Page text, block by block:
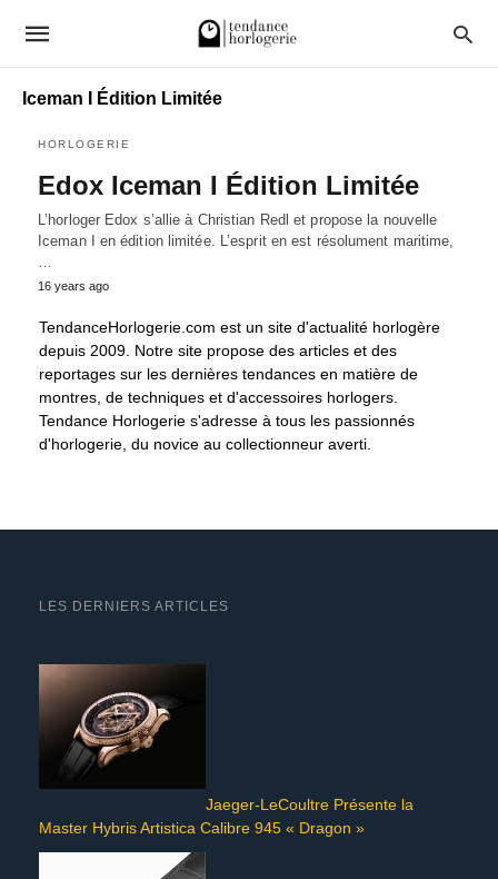
Iceman I Édition Limitée
HORLOGERIE
Edox Iceman I Édition Limitée
L’horloger Edox s’allie à Christian Redl et propose la nouvelle
Iceman I en édition limitée. L’esprit en est résolument maritime,
…
16 years ago
TendanceHorlogerie.com est un site d'actualité horlogère
depuis 2009. Notre site propose des articles et des
reportages sur les dernières tendances en matière de
montres, de techniques et d'accessoires horlogers.
Tendance Horlogerie s'adresse à tous les passionnés
d'horlogerie, du novice au collectionneur averti.
LES DERNIERS ARTICLES
Jaeger-LeCoultre Présente la
Master Hybris Artistica Calibre 945 « Dragon »